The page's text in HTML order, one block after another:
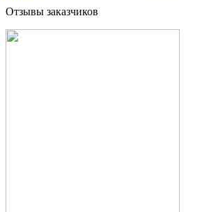
Отзывы заказчиков